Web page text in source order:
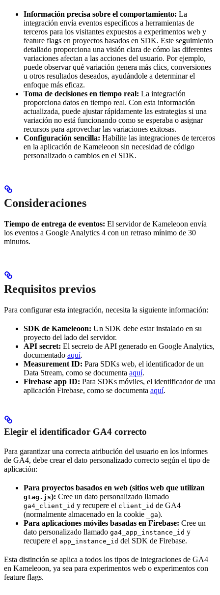
Información precisa sobre el comportamiento: La
integración envía eventos específicos a herramientas de
terceros para los visitantes expuestos a experimentos web y
feature flags en proyectos basados en SDK. Este seguimiento
detallado proporciona una visión clara de cómo las diferentes
variaciones afectan a las acciones del usuario. Por ejemplo,
puede observar qué variación genera más clics, conversiones
u otros resultados deseados, ayudándole a determinar el
enfoque más eficaz.
Toma de decisiones en tiempo real: La integración
proporciona datos en tiempo real. Con esta información
actualizada, puede ajustar rápidamente las estrategias si una
variación no está funcionando como se esperaba o asignar
recursos para aprovechar las variaciones exitosas.
Configuración sencilla: Habilite las integraciones de terceros
en la aplicación de Kameleoon sin necesidad de código
personalizado o cambios en el SDK.
Consideraciones
Tiempo de entrega de eventos: El servidor de Kameleoon envía
los eventos a Google Analytics 4 con un retraso mínimo de 30
minutos.
Requisitos previos
Para configurar esta integración, necesita la siguiente información:
SDK de Kameleoon: Un SDK debe estar instalado en su
proyecto del lado del servidor.
API secret: El secreto de API generado en Google Analytics,
documentado aquí.
Measurement ID: Para SDKs web, el identificador de un
Data Stream, como se documenta aquí.
Firebase app ID: Para SDKs móviles, el identificador de una
aplicación Firebase, como se documenta aquí.
Elegir el identificador GA4 correcto
Para garantizar una correcta atribución del usuario en los informes
de GA4, debe crear el dato personalizado correcto según el tipo de
aplicación:
Para proyectos basados en web (sitios web que utilizan
gtag.js): Cree un dato personalizado llamado
ga4_client_id y recupere el client_id de GA4
(normalmente almacenado en la cookie
_ga).
Para aplicaciones móviles basadas en Firebase: Cree un
dato personalizado llamado ga4_app_instance_id y
recupere el app_instance_id del SDK de Firebase.
Esta distinción se aplica a todos los tipos de integraciones de GA4
en Kameleoon, ya sea para experimentos web o experimentos con
feature flags.